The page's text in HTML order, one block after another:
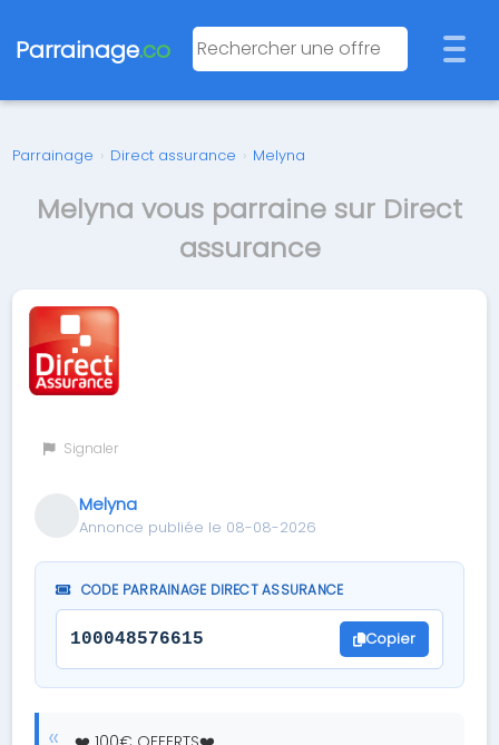
Parrainage.co
Parrainage › Direct assurance › Melyna
Melyna vous parraine sur Direct
assurance
Signaler
Melyna
Annonce publiée le 08-08-2026
CODE PARRAINAGE DIRECT ASSURANCE
100048576615 Copier